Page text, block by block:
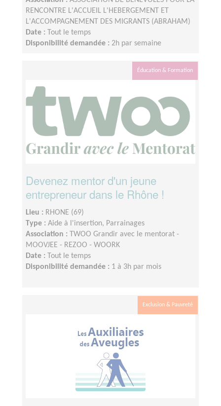
RENCONTRE L'ACCUEIL L'HEBERGEMENT ET
L'ACCOMPAGNEMENT DES MIGRANTS (ABRAHAM)
Date :
Tout le temps
Disponibilité demandée : 2h par semaine
Éducation & Formation
Devenez mentor d'un jeune
entrepreneur dans le Rhône !
Lieu : RHONE (69)
Type : Aide à l'insertion, Parrainages
Association :
TWOO Grandir avec le mentorat -
MOOVJEE - REZOO - WOORK
Date :
Tout le temps
Disponibilité demandée : 1 à 3h par mois
Exclusion & Pauvreté